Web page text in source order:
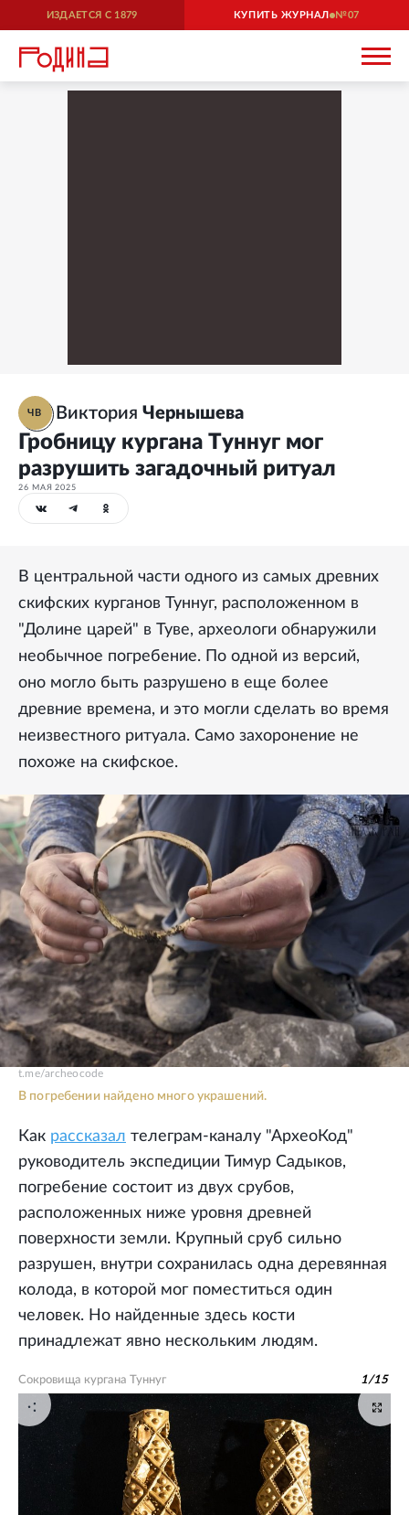
ИЗДАЕТСЯ С 1879 КУПИТЬ ЖУРНАЛ 07
ЧВ Виктория Чернышева
Гробницу кургана Туннуг мог
разрушить загадочный ритуал
26 МАЯ 2025
В центральной части одного из самых древних
скифских курганов Туннуг, расположенном в
"Долине царей" в Туве, археологи обнаружили
необычное погребение. По одной из версий,
оно могло быть разрушено в еще более
древние времена, и это могли сделать во время
неизвестного ритуала. Само захоронение не
похоже на скифское.
t.me/archeocode
В погребении найдено много украшений.
Как рассказал телеграм-каналу "АрхеоКод"
руководитель экспедиции Тимур Садыков,
погребение состоит из двух срубов,
расположенных ниже уровня древней
поверхности земли. Крупный сруб сильно
разрушен, внутри сохранилась одна деревянная
колода, в которой мог поместиться один
человек. Но найденные здесь кости
принадлежат явно нескольким людям.
Сокровища кургана Туннуг 1/15